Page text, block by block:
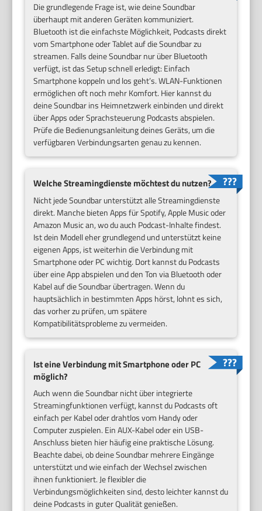
Die grundlegende Frage ist, wie deine Soundbar
überhaupt mit anderen Geräten kommuniziert.
Bluetooth ist die einfachste Möglichkeit, Podcasts direkt
vom Smartphone oder Tablet auf die Soundbar zu
streamen. Falls deine Soundbar nur über Bluetooth
verfügt, ist das Setup schnell erledigt: Einfach
Smartphone koppeln und los geht’s. WLAN-Funktionen
ermöglichen oft noch mehr Komfort. Hier kannst du
deine Soundbar ins Heimnetzwerk einbinden und direkt
über Apps oder Sprachsteuerung Podcasts abspielen.
Prüfe die Bedienungsanleitung deines Geräts, um die
verfügbaren Verbindungsarten genau zu kennen.
Welche Streamingdienste möchtest du nutzen?
Nicht jede Soundbar unterstützt alle Streamingdienste
direkt. Manche bieten Apps für Spotify, Apple Music oder
Amazon Music an, wo du auch Podcast-Inhalte findest.
Ist dein Modell eher grundlegend und unterstützt keine
eigenen Apps, ist weiterhin die Verbindung mit
Smartphone oder PC wichtig. Dort kannst du Podcasts
über eine App abspielen und den Ton via Bluetooth oder
Kabel auf die Soundbar übertragen. Wenn du
hauptsächlich in bestimmten Apps hörst, lohnt es sich,
das vorher zu prüfen, um spätere
Kompatibilitätsprobleme zu vermeiden.
Ist eine Verbindung mit Smartphone oder PC
möglich?
Auch wenn die Soundbar nicht über integrierte
Streamingfunktionen verfügt, kannst du Podcasts oft
einfach per Kabel oder drahtlos vom Handy oder
Computer zuspielen. Ein AUX-Kabel oder ein USB-
Anschluss bieten hier häufig eine praktische Lösung.
Beachte dabei, ob deine Soundbar mehrere Eingänge
unterstützt und wie einfach der Wechsel zwischen
ihnen funktioniert. Je flexibler die
Verbindungsmöglichkeiten sind, desto leichter kannst du
deine Podcasts in guter Qualität genießen.